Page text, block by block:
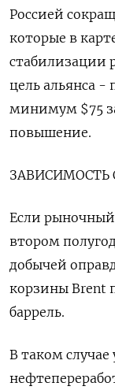
Россией
которые в
стабилизации
цель альянса -
минимум $75
повышение.
ЗАВИСИМОСТЬ
Если рыночный
втором
добычей
корзины Brent
баррель.
В таком случае